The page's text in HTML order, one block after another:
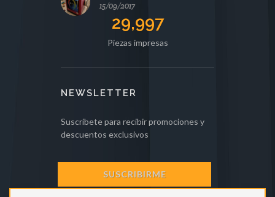
15/09/2017
29,997
Piezas impresas
NEWSLETTER
Suscríbete para recibir promociones y
descuentos exclusivos
SUSCRIBIRME